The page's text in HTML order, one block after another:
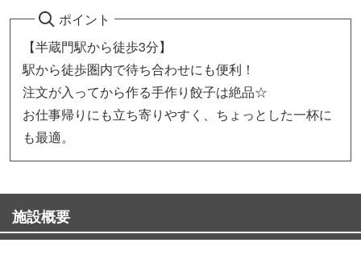
ポイント
【半蔵門駅から徒歩3分】
駅から徒歩圏内で待ち合わせにも便利！
注文が入ってから作る手作り餃子は絶品☆
お仕事帰りにも立ち寄りやすく、ちょっとした一杯に
も最適。
施設概要